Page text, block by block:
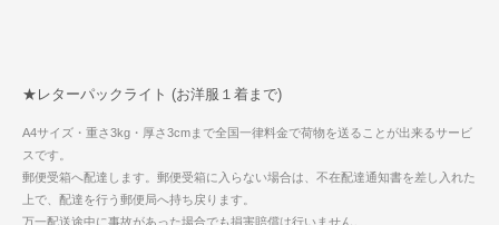
★レターパックライト (お洋服１着まで)
A4サイズ・重さ3kg・厚さ3cmまで全国一律料金で荷物を送ることが出来るサービ
スです。
郵便受箱へ配達します。郵便受箱に入らない場合は、不在配達通知書を差し入れた
上で、配達を行う郵便局へ持ち戻ります。
万一配送途中に事故があった場合でも損害賠償は行いません。